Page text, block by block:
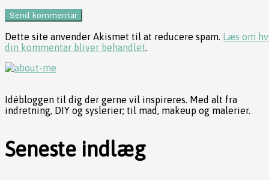
Dette site anvender Akismet til at reducere spam. Læs om
din kommentar bliver behandlet
Idébloggen til dig der gerne vil inspireres. Med alt fra
indretning, DIY og syslerier; til mad, makeup og malerier.
Seneste indlæg